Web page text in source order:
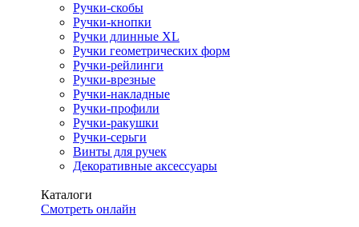
Ручки-скобы
Ручки-кнопки
Ручки длинные XL
Ручки геометрических форм
Ручки-рейлинги
Ручки-врезные
Ручки-накладные
Ручки-профили
Ручки-ракушки
Ручки-серьги
Винты для ручек
Декоративные аксессуары
Каталоги
Смотреть онлайн